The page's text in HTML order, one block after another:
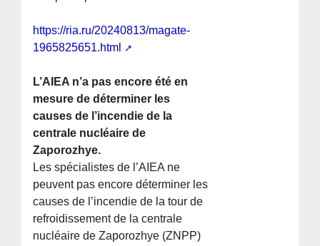
https://ria.ru/20240813/magate-
1965825651.html
L’AIEA n’a pas encore été en
mesure de déterminer les
causes de l’incendie de la
centrale nucléaire de
Zaporozhye.
Les spécialistes de l’AIEA ne
peuvent pas encore déterminer les
causes de l’incendie de la tour de
refroidissement de la centrale
nucléaire de Zaporozhye (ZNPP)